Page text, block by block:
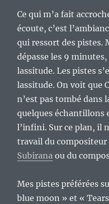
Ce qui m’a fait
écoute, c’est
qui ressort des pistes.
dépasse les 9 minutes,
lassitude. Les pistes
lassitude. On voit que
n’est pas tombé dans
quelques échantillons
l’infini. Sur ce plan, il
travail du
Subirana ou du
Mes pistes préférées
blue moon » et «